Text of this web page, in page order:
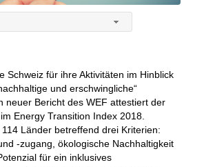
Schweiz für ihre Aktivitäten im Hinblick
und erschwingliche“
neuer Bericht des WEF attestiert der
Energy Transition Index 2018.
Länder betreffend drei Kriterien:
-zugang, ökologische Nachhaltigkeit
für ein inklusives